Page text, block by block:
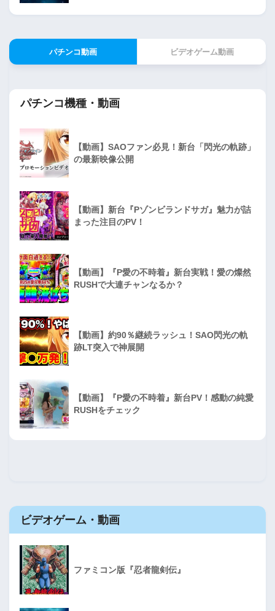
パチンコ動画 ビデオゲーム動画
パチンコ機種・動画
【動画】SAOファン必見！新台「閃光の軌跡」
の最新映像公開
【動画】新台『Pゾンビランドサガ』魅力が詰
まった注目のPV！
【動画】『P愛の不時着』新台実戦！愛の燦然
RUSHで大連チャンなるか？
【動画】約90％継続ラッシュ！SAO閃光の軌
跡LT突入で神展開
【動画】『P愛の不時着』新台PV！感動の純愛
RUSHをチェック
ビデオゲーム・動画
ファミコン版『忍者龍剣伝』